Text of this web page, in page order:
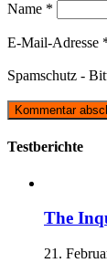
Name *
E-Mail-Adresse
Spamschutz -
Testberichte
The
21.